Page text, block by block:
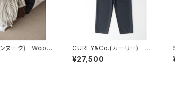
ヌーク) Wool
T-shirts
CURLY&Co.(カーリー) DR
Y MESH PANTS
¥27,500